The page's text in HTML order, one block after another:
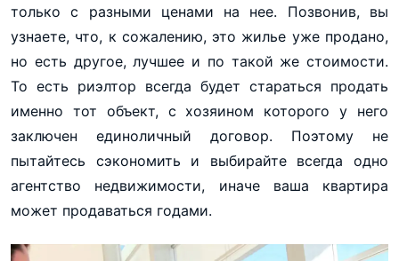
только с разными ценами на нее. Позвонив, вы
узнаете, что, к сожалению, это жилье уже продано,
но есть другое, лучшее и по такой же стоимости.
То есть риэлтор всегда будет стараться продать
именно тот объект, с хозяином которого у него
заключен единоличный договор. Поэтому не
пытайтесь сэкономить и выбирайте всегда одно
агентство недвижимости, иначе ваша квартира
может продаваться годами.